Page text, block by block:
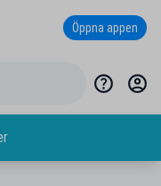
Öppna appen